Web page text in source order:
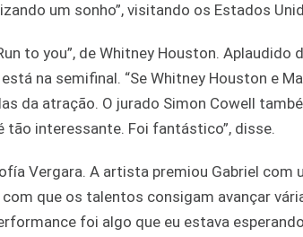
um sonho”, visitando os Estados
to you”, de Whitney Houston. Aplaudido
na semifinal. “Se Whitney Houston e
da atração. O jurado Simon Cowell
tão interessante. Foi fantástico”, disse.
Vergara. A artista premiou Gabriel com
que os talentos consigam avançar
foi algo que eu estava